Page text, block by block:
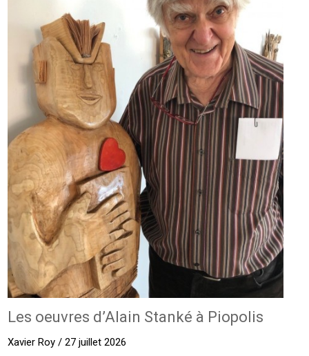
Les oeuvres d’Alain Stanké à Piopolis
Xavier Roy / 27 juillet 2026